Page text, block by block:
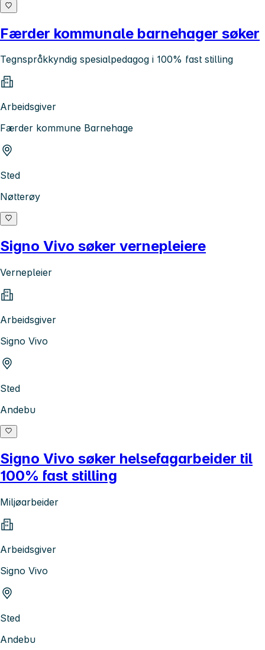
Færder kommunale barnehager søker
Tegnspråkkyndig spesialpedagog i 100% fast stilling
Arbeidsgiver
Færder kommune Barnehage
Sted
Nøtterøy
Signo Vivo søker vernepleiere
Vernepleier
Arbeidsgiver
Signo Vivo
Sted
Andebu
Signo Vivo søker helsefagarbeider til
100% fast stilling
Miljøarbeider
Arbeidsgiver
Signo Vivo
Sted
Andebu